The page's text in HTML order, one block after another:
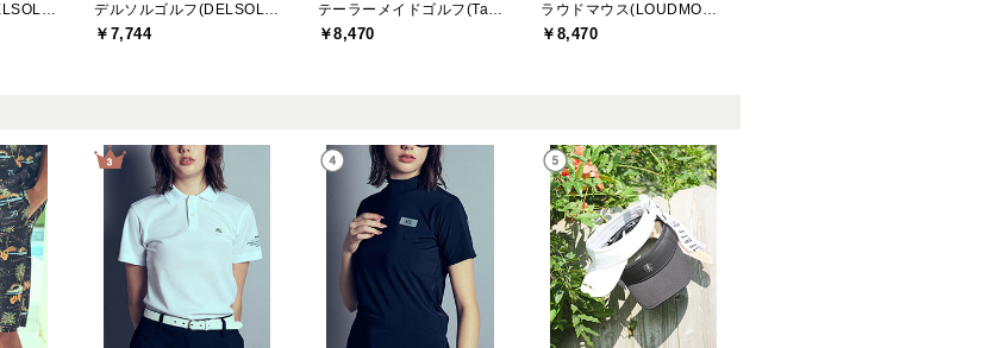
デルソルゴルフ(DELSOL GOLF) デルソルゴルフ(DELSOL GOLF)
￥7,744
テーラーメイドゴルフ(TaylorMade Golf)
￥8,470
ラウドマウス(LOUDMOUTH)
￥8,470